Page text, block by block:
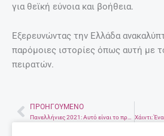
για θεϊκή εύνοια και βοήθεια.
Εξερευνώντας την Ελλάδα
παρόμοιες ιστορίες όπως αυτή με
πειρατών.
Prev
ΠΡΟΗΓΟΎΜΕΝΟ